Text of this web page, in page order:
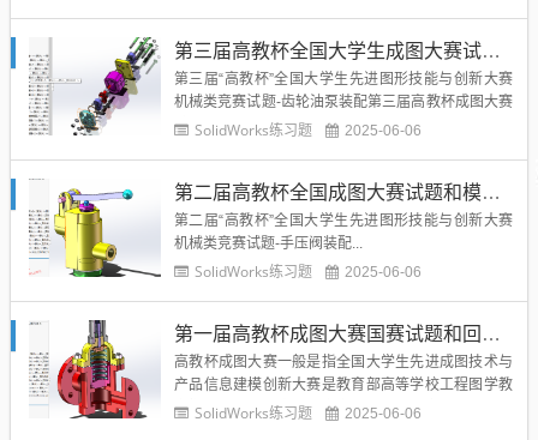
第三届高教杯全国大学生成图大赛试题及模型答案下载
第三届“高教杯”全国大学生先进图形技能与创新大赛
机械类竞赛试题-齿轮油泵装配第三届高教杯成图大赛
试题及模型答案下载下载地址1下载地址2...
SolidWorks练习题 2025-06-06
第二届高教杯全国成图大赛试题和模型答案下载
第二届“高教杯”全国大学生先进图形技能与创新大赛
机械类竞赛试题-手压阀装配...
SolidWorks练习题 2025-06-06
第一届高教杯成图大赛国赛试题和回油阀模型源文件
高教杯成图大赛一般是指全国大学生先进成图技术与
产品信息建模创新大赛是教育部高等学校工程图学教
学指导委员会、中国图学学会制图技术专业委员会、
SolidWorks练习题 2025-06-06